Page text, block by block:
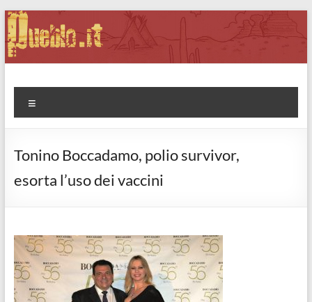
Salta
al
contenuto
Pueblo.it
Fabio Forte, ovvero: il richiamo della Foresta
Tonino Boccadamo, polio survivor,
esorta l’uso dei vaccini